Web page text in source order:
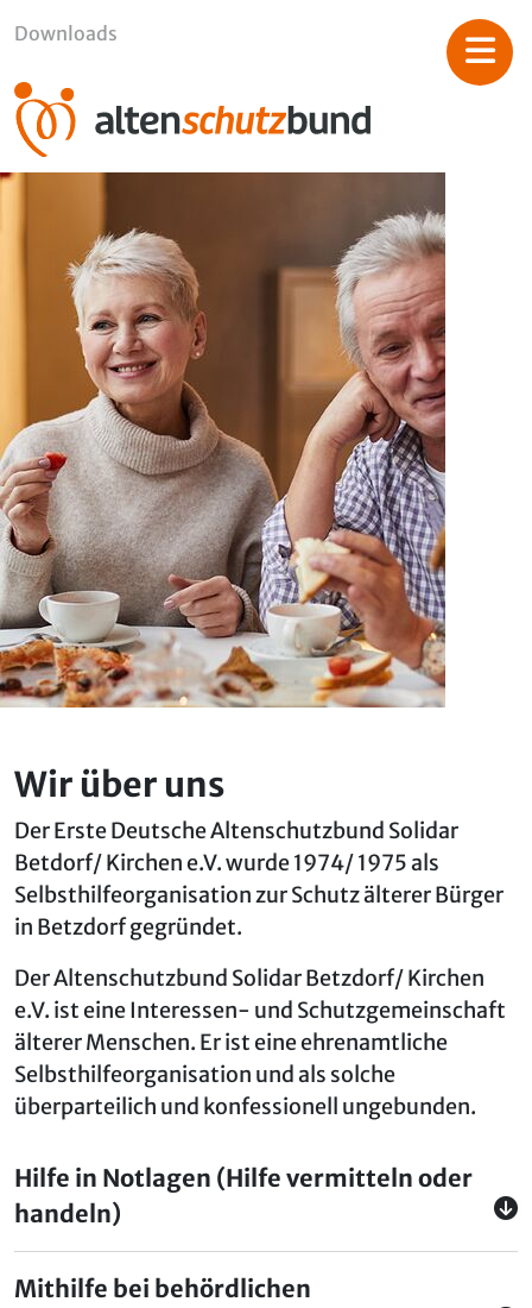
Downloads
Wir über uns
Der Erste Deutsche Altenschutzbund Solidar
Betdorf/ Kirchen e.V. wurde 1974/ 1975 als
Selbsthilfeorganisation zur Schutz älterer Bürger
in Betzdorf gegründet.
Der Altenschutzbund Solidar Betzdorf/ Kirchen
e.V. ist eine Interessen- und Schutzgemeinschaft
älterer Menschen. Er ist eine ehrenamtliche
Selbsthilfeorganisation und als solche
überparteilich und konfessionell ungebunden.
Hilfe in Notlagen (Hilfe vermitteln oder
handeln)
Mithilfe bei behördlichen